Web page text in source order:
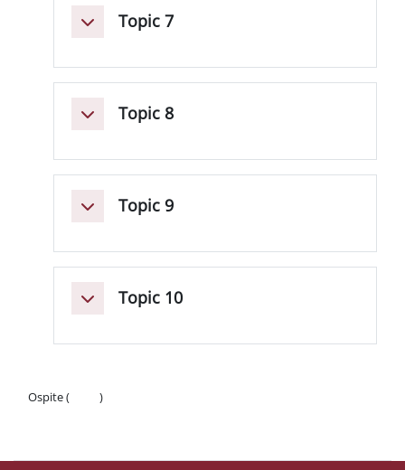
MinimizzaTopic 7
MinimizzaTopic 8
MinimizzaTopic 9
MinimizzaTopic 10
Ospite (
)